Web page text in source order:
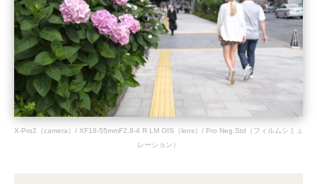
X-Pro2（camera）/ XF18-55mmF2.8-4 R LM OIS（lens）/ Pro Neg.Std（フィルムシミュ
レーション）